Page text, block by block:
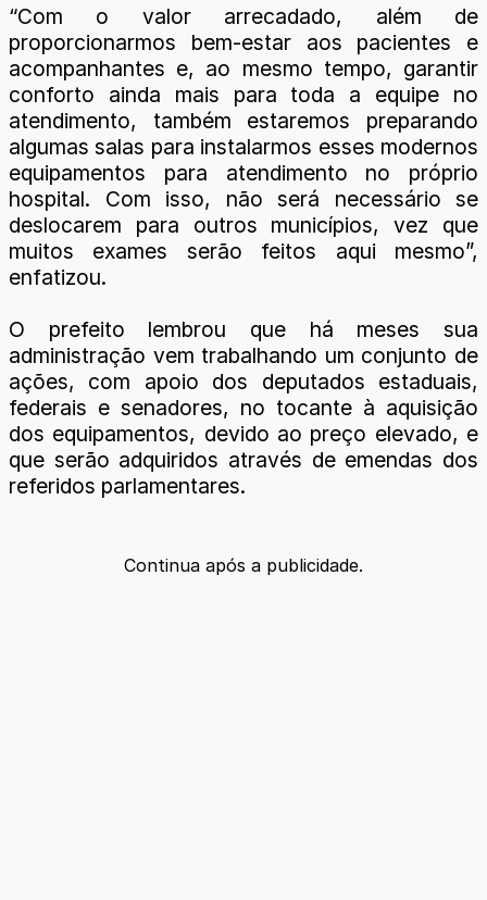
“Com o valor arrecadado, além de
proporcionarmos bem-estar aos pacientes e
acompanhantes e, ao mesmo tempo, garantir
conforto ainda mais para toda a equipe no
atendimento, também estaremos preparando
algumas salas para instalarmos esses modernos
equipamentos para atendimento no próprio
hospital. Com isso, não será necessário se
deslocarem para outros municípios, vez que
muitos exames serão feitos aqui mesmo”,
enfatizou.
O prefeito lembrou que há meses sua
administração vem trabalhando um conjunto de
ações, com apoio dos deputados estaduais,
federais e senadores, no tocante à aquisição
dos equipamentos, devido ao preço elevado, e
que serão adquiridos através de emendas dos
referidos parlamentares.
Continua após a publicidade.